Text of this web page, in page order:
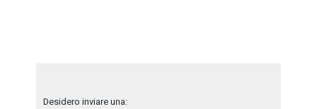
Desidero inviare una: